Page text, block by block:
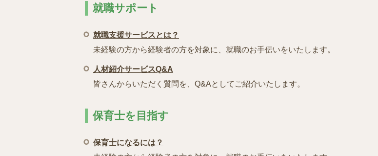
就職サポート
就職支援サービスとは？
未経験の方から経験者の方を対象に、就職のお手伝いをいたします。
人材紹介サービスQ&A
皆さんからいただく質問を、Q&Aとしてご紹介いたします。
保育士を目指す
保育士になるには？